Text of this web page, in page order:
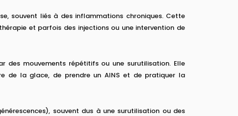
souvent liés à des inflammations chroniques. Cette
et parfois des injections ou une intervention de
des mouvements répétitifs ou une surutilisation. Elle
de la glace, de prendre un AINS et de pratiquer la
souvent dus à une surutilisation ou des